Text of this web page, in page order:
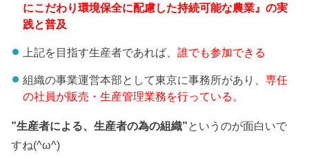
にこだわり環境保全に配慮した持続可能な農業』の実
践と普及
上記を目指す生産者であれば、 誰でも参加できる
組織の事業運営本部として東京に事務所があり、 専任
の社員が販売・生産管理業務を行っている。
”生産者による、生産者の為の組織”というのが面白いで
すね(^ω^)